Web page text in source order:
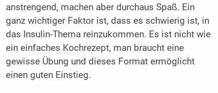
anstrengend, machen aber durchaus Spaß. Ein
ganz wichtiger Faktor ist, dass es schwierig ist, in
das Insulin-Thema reinzukommen. Es ist nicht wie
ein einfaches Kochrezept, man braucht eine
gewisse Übung und dieses Format ermöglicht
einen guten Einstieg.